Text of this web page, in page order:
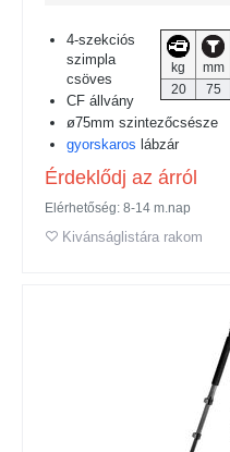
kg mm
20
75
4-szekciós
szimpla
csöves
CF állvány
ø75mm szintezőcsésze
gyorskaros lábzár
Érdeklődj az árról
Elérhetőség: 8-14 m.nap
Kivánságlistára rakom